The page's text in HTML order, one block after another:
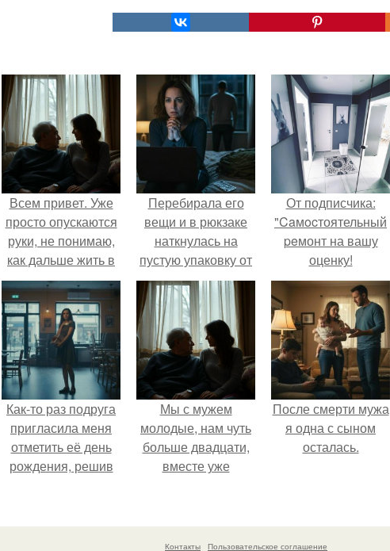
Всем привет. Уже
просто опускаются
руки, не понимаю,
как дальше жить в
этой ситуации.
Перебирала его
вещи и в рюкзаке
наткнулась на
пустую упаковку от
каких-то таблеток.
От подписчика:
"Caмocтоятельный
peмонт на вашу
оценку!
Как-то раз подруга
пригласила меня
отметить её день
рождения, решив
Мы с мужем
молодые, нам чуть
больше двадцати,
вместе уже
- сыну всего год.
После смерти мужа
я одна с сыном
осталась.
Контакты Пользовательское соглашение